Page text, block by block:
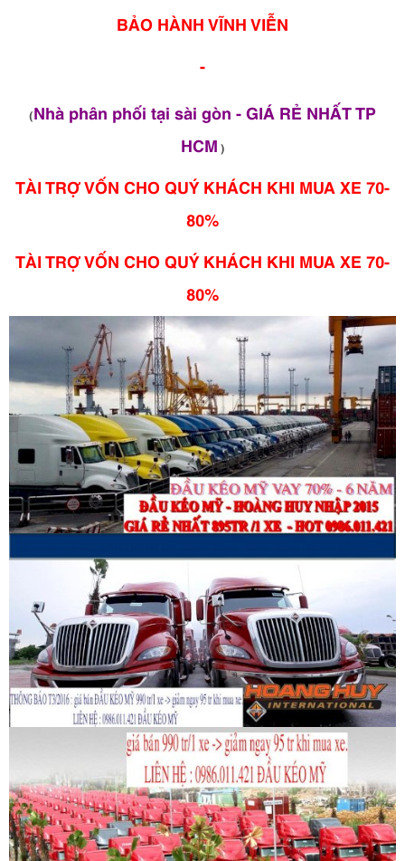
BẢO HÀNH VĨNH VIỄN
-
(Nhà phân phối tại sài gòn - GIÁ RẺ NHẤT TP
HCM )
TÀI TRỢ VỐN CHO QUÝ KHÁCH KHI MUA XE 70-
80%
TÀI TRỢ VỐN CHO QUÝ KHÁCH KHI MUA XE 70-
80%